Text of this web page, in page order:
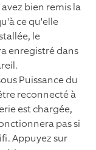
bien remis la
ce qu'elle
le
enregistré dans
Puissance du
reconnecté à
est chargée,
pas si
Appuyez sur